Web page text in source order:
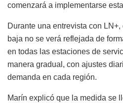
comenzará a implementarse
Durante una entrevista con
baja no se verá reflejada de
en todas las estaciones de
manera gradual, con ajustes
demanda en cada región.
Marín explicó que la medida se